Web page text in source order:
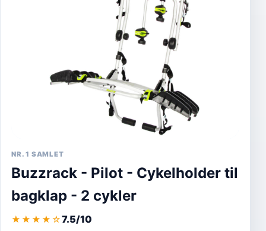
NR. 1 SAMLET
Buzzrack - Pilot - Cykelholder til
bagklap - 2 cykler
★★★★ ☆7.5/10